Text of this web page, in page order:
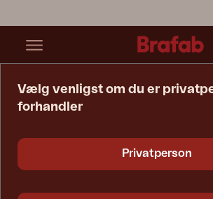
Vælg venligst om du er
forhandler
Privatperson